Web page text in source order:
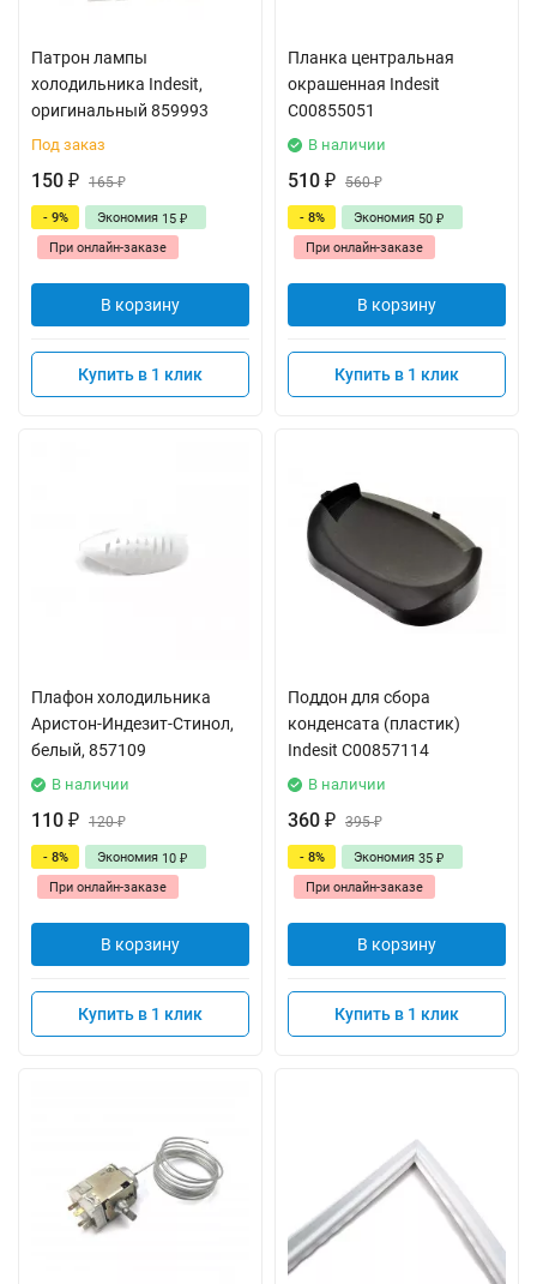
Патрон лампы
холодильника Indesit,
оригинальный 859993
Под заказ
150 ₽ 165₽
- 9% Экономия 15 ₽
При онлайн-заказе
В корзину
Купить в 1 клик
Планка центральная
окрашенная Indesit
C00855051
В наличии
510 ₽ 560₽
- 8% Экономия 50 ₽
При онлайн-заказе
В корзину
Купить в 1 клик
Плафон холодильника
Аристон-Индезит-Стинол,
белый, 857109
В наличии
110 ₽ 120₽
- 8% Экономия 10 ₽
При онлайн-заказе
В корзину
Купить в 1 клик
Поддон для сбора
конденсата (пластик)
Indesit C00857114
В наличии
360 ₽ 395₽
- 8% Экономия 35 ₽
При онлайн-заказе
В корзину
Купить в 1 клик